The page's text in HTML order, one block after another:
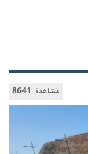
8641 مشاهدة